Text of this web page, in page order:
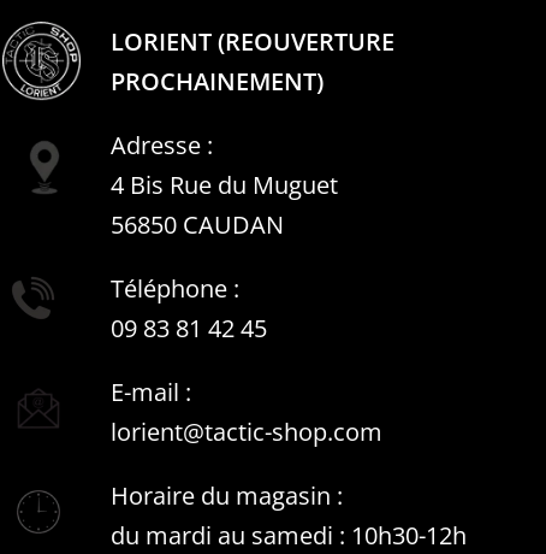
LORIENT (REOUVERTURE
PROCHAINEMENT)
Adresse :
4 Bis Rue du Muguet
56850 CAUDAN
Téléphone :
09 83 81 42 45
E-mail :
lorient@tactic-shop.com
Horaire du magasin :
du mardi au samedi : 10h30-12h